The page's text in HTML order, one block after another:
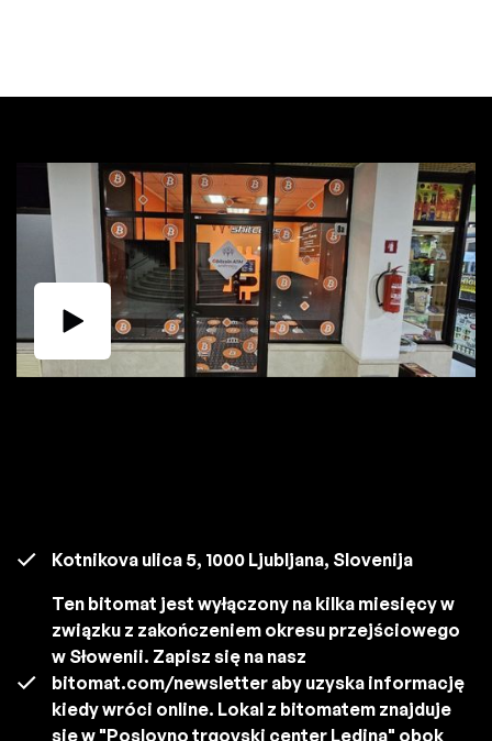
Kotnikova ulica 5, 1000 Ljubljana, Slovenija
Ten bitomat jest wyłączony na kilka miesięcy w
związku z zakończeniem okresu przejściowego
w Słowenii. Zapisz się na nasz
bitomat.com/newsletter aby uzyska informację
kiedy wróci online. Lokal z bitomatem znajduje
się w "Poslovno trgovski center Ledina" obok